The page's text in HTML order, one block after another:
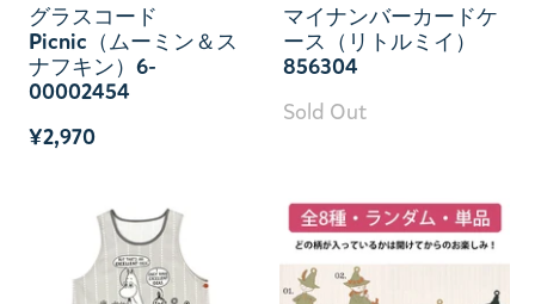
グラスコード
Picnic（ムーミン＆ス
ナフキン）6-
00002454
¥2,970
マイナンバーカードケ
ース（リトルミイ）
856304
Sold Out